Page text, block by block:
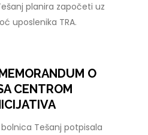
planira započeti uz
uposlenika TRA.
O
CENTROM
Tešanj potpisala